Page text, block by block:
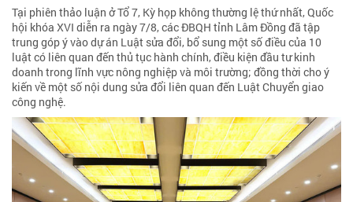
Tại phiên thảo luận ở Tổ 7, Kỳ họp không thường lệ thứ nhất, Quốc
hội khóa XVI diễn ra ngày 7/8, các ĐBQH tỉnh Lâm Đồng đã tập
trung góp ý vào dự án Luật sửa đổi, bổ sung một số điều của 10
luật có liên quan đến thủ tục hành chính, điều kiện đầu tư kinh
doanh trong lĩnh vực nông nghiệp và môi trường; đồng thời cho ý
kiến về một số nội dung sửa đổi liên quan đến Luật Chuyển giao
công nghệ.